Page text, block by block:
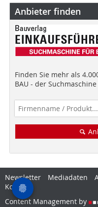
Anbieter finden
Finden Sie mehr als
BAU - der
Newsletter Mediadaten
Kontakt
Content Management by